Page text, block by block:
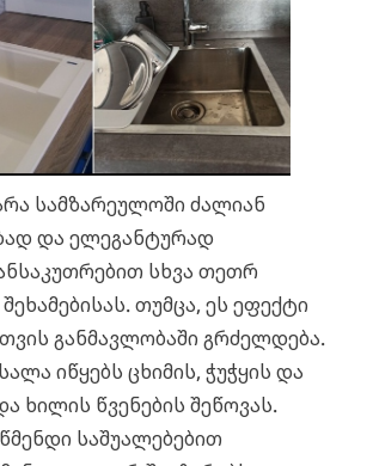
სამზარეულოში ძალიან
და ელეგანტურად
სხვა თეთრ
თუმცა, ეს ეფექტი
თვის განმავლობაში გრძელდება.
იწყებს ცხიმის, ჭუჭყის და
ხილის წვენების შეწოვას.
საშუალებებით